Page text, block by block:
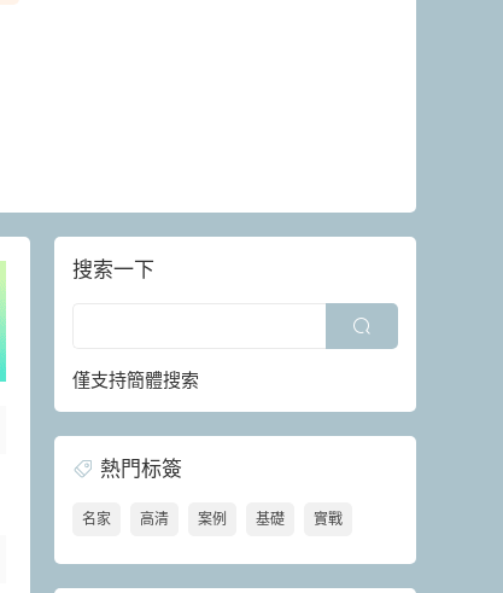
搜索一下
僅支持簡體搜索
熱門标簽
名家 高清 案例 基礎 實戰